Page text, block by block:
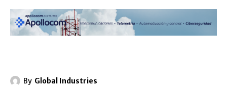
By Global Industries